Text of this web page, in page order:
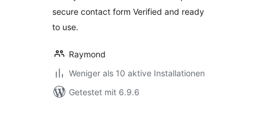
secure contact form Verified and ready
to use.
Raymond
Weniger als 10 aktive Installationen
Getestet mit 6.9.6